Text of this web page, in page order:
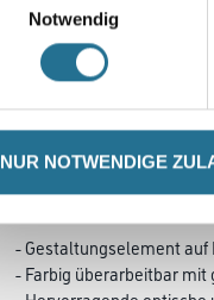
Notwendig
NUR NOTWENDIGE
- Gestaltungselement auf
- Farbig überarbeitbar mit